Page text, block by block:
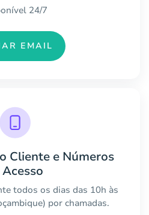
24/7
EMAIL
Cliente e Números
todos os dias das 10h às
por chamadas.